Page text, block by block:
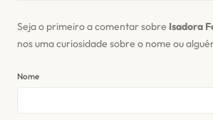
Seja o primeiro a comentar sobre Isadora
nos uma curiosidade sobre o nome ou
Nome